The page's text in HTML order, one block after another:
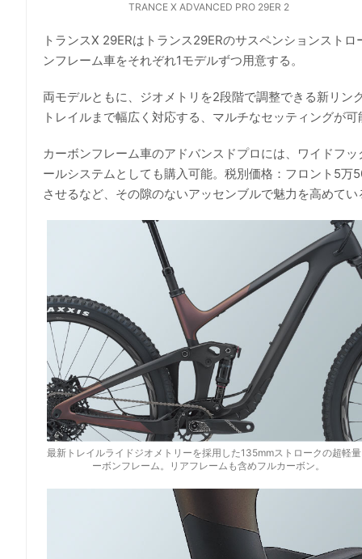
TRANCE X ADVANCED PRO 29ER 2
トランスX 29ERはトランス29ERのサスペンションスト
ンフレーム車をそれぞれ1モデルずつ用意する。
両モデルともに、ジオメトリを2段階で調整できる新リ
トレイルまで幅広く対応する、マルチなセッティングが
カーボンフレーム車のアドバンスドプロには、ワイドフ
ールシステムとしても購入可能。税別価格：フロント5
させるなど、その隙のないアッセンブルで魅力を高めてい
最新トレイルライドジオメトリーを採⽤した135mmストロークの超軽
ーボンフレーム。リアフレームも含めフルカーボン。